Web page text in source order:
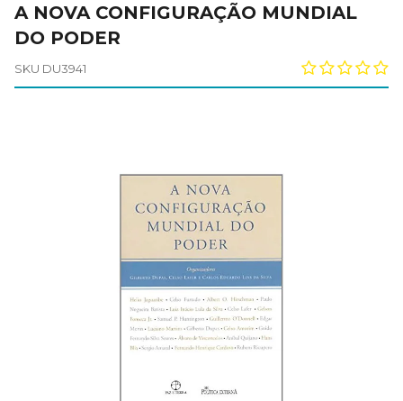
A NOVA CONFIGURAÇÃO MUNDIAL
DO PODER
SKU DU3941